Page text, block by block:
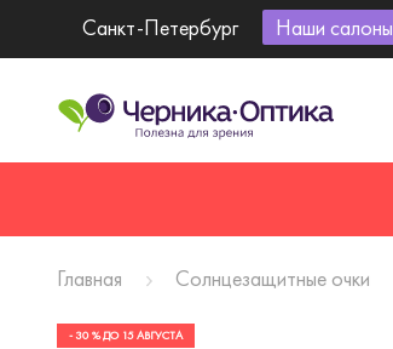
Санкт-Петербург Наши салоны
Главная Солнцезащитные очки
- 30 % ДО 15 АВГУСТА